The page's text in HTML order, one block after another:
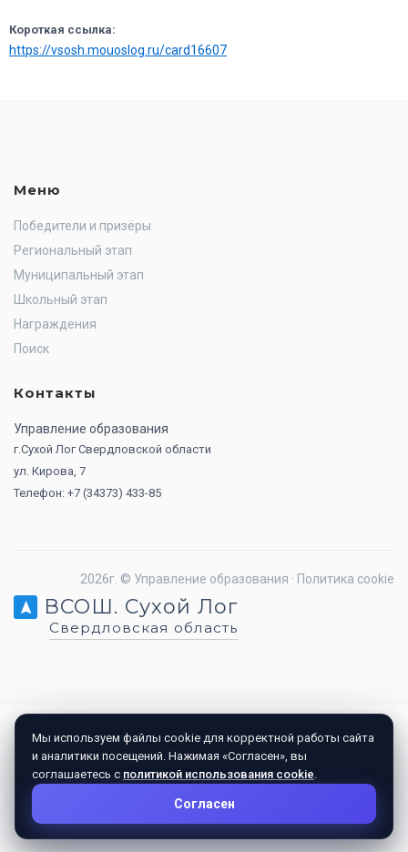
Короткая ссылка:
https://vsosh.mouoslog.ru/card16607
Меню
Победители и призёры
Региональный этап
Муниципальный этап
Школьный этап
Награждения
Поиск
Контакты
Управление образования
г.Сухой Лог Свердловской области
ул. Кирова, 7
Телефон: +7 (34373) 433-85
2026г. © Управление образования · Политика cookie
ВСОШ. Сухой Лог
Свердловская область
Мы используем файлы cookie для корректной работы сайта
и аналитики посещений. Нажимая «Согласен», вы
соглашаетесь с политикой использования cookie.
Согласен